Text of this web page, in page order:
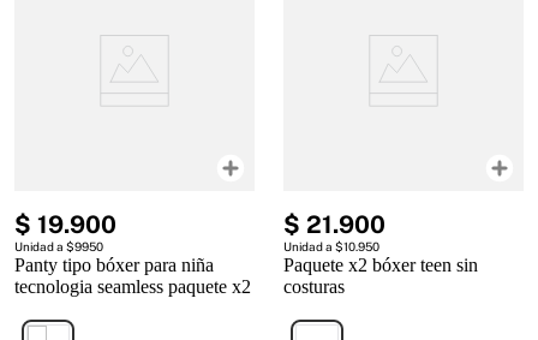
$ 19.900
Unidad a $9950
Panty tipo bóxer para niña
tecnologia seamless paquete x2
$ 21.900
Unidad a $10.950
Paquete x2 bóxer teen sin
costuras